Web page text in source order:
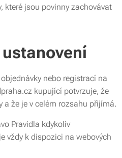
které jsou povinny zachovávat
nebo registrací na
kupující potvrzuje, že
a že je v celém rozsahu přijímá.
Pravidla kdykoliv
vždy k dispozici na webových